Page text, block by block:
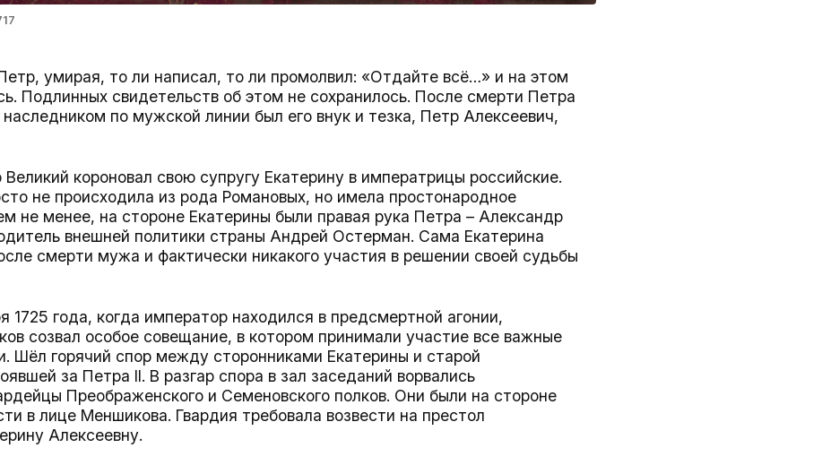
умирая, то ли написал, то ли промолвил: «Отдайте всё…» и на этом
Подлинных свидетельств об этом не сохранилось. После смерти Петра
по мужской линии был его внук и тезка, Петр Алексеевич,
короновал свою супругу Екатерину в императрицы российские.
не происходила из рода Романовых, но имела простонародное
не менее, на стороне Екатерины были правая рука Петра – Александр
внешней политики страны Андрей Остерман. Сама Екатерина
смерти мужа и фактически никакого участия в решении своей судьбы
1725 года, когда император находился в предсмертной агонии,
созвал особое совещание, в котором принимали участие все важные
Шёл горячий спор между сторонниками Екатерины и старой
за Петра II. В разгар спора в зал заседаний ворвались
Преображенского и Семеновского полков. Они были на стороне
в лице Меншикова. Гвардия требовала возвести на престол
Алексеевну.